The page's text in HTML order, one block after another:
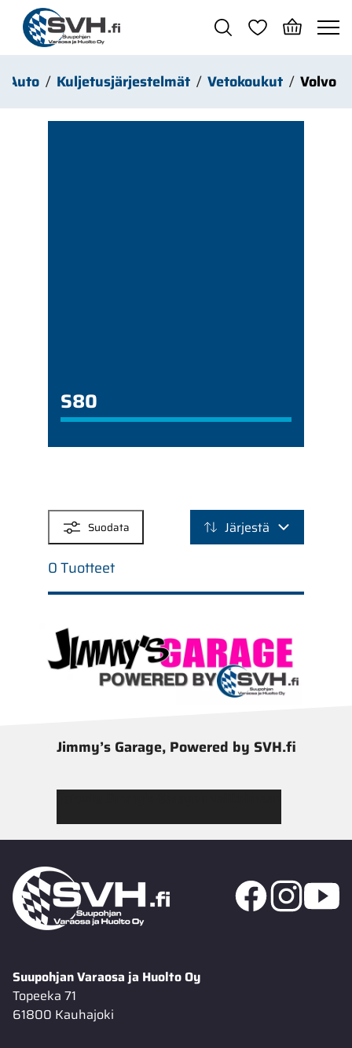
Siirry pääsisältöön
Auto Kuljetusjärjestelmät Vetokoukut Volvo
S80
Suodata Järjestä
0 Tuotteet
Jimmy’s Garage, Powered by SVH.fi
Suupohjan Varaosa ja Huolto Oy
Topeeka 71
61800 Kauhajoki